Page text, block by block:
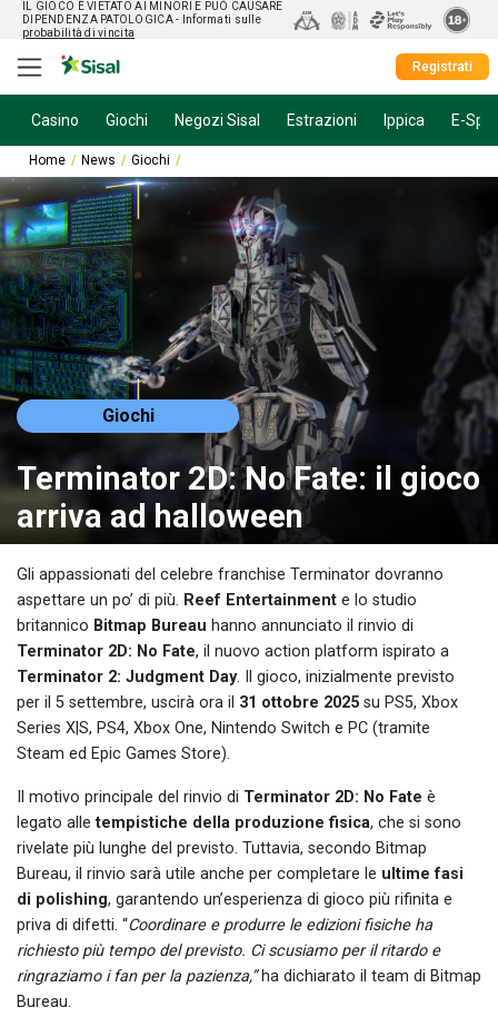
IL GIOCO È VIETATO AI MINORI E PUÒ CAUSARE
DIPENDENZA PATOLOGICA - Informati sulle
probabilità di vincita
Registrati
Casino Giochi Negozi Sisal Estrazioni Ippica E-
Home News Giochi
Giochi
Terminator 2D: No Fate: il gioco
arriva ad halloween
Gli appassionati del celebre franchise Terminator dovranno
aspettare un po’ di più. Reef Entertainment e lo studio
britannico Bitmap Bureau hanno annunciato il rinvio di
Terminator 2D: No Fate, il nuovo action platform ispirato a
Terminator 2: Judgment Day. Il gioco, inizialmente previsto
per il 5 settembre, uscirà ora il 31 ottobre 2025 su PS5, Xbox
Series X|S, PS4, Xbox One, Nintendo Switch e PC (tramite
Steam ed Epic Games Store).
Il motivo principale del rinvio di Terminator 2D: No Fate è
legato alletempistiche della produzione fisica, che si sono
rivelate più lunghe del previsto. Tuttavia, secondo Bitmap
Bureau, il rinvio sarà utile anche per completare le ultime fasi
di polishing, garantendo un’esperienza di gioco più rifinita e
priva di difetti. “Coordinare e produrre le edizioni fisiche ha
richiesto più tempo del previsto. Ci scusiamo per il ritardo e
ringraziamo i fan per la pazienza,”ha dichiarato il team di Bitmap
Bureau.